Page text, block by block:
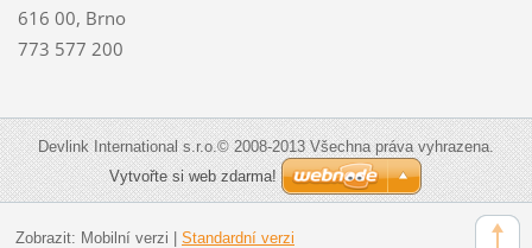
616 00, Brno
773 577 200
Devlink International s.r.o.© 2008-2013 Všechna práva vyhrazena.
Vytvořte si web zdarma!
Zobrazit: Mobilní verzi Standardní verzi